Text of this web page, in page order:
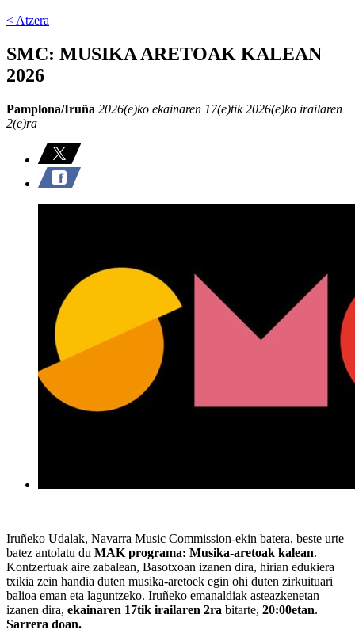
< Atzera
SMC: MUSIKA ARETOAK KALEAN
2026
Pamplona/Iruña 2026(e)ko ekainaren 17(e)tik 2026(e)ko irailaren
2(e)ra
Iruñeko Udalak, Navarra Music Commission-ekin batera, beste urte
batez antolatu du MAK programa: Musika-aretoak kalean.
Kontzertuak aire zabalean, Basotxoan izanen dira, hirian edukiera
txikia zein handia duten musika-aretoek egin ohi duten zirkuituari
balioa eman eta laguntzeko. Iruñeko emanaldiak asteazkenetan
izanen dira, ekainaren 17tik irailaren 2ra bitarte, 20:00etan.
Sarrera doan.